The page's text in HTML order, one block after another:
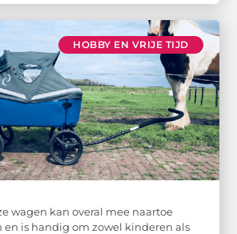
HOBBY EN VRIJE TIJD
wagen kan overal mee naartoe
is handig om zowel kinderen als